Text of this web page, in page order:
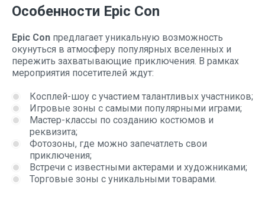
Особенности Epic Con
Epic Con предлагает уникальную возможность
окунуться в атмосферу популярных вселенных и
пережить захватывающие приключения. В рамках
мероприятия посетителей ждут:
Косплей-шоу с участием талантливых участников;
Игровые зоны с самыми популярными играми;
Мастер-классы по созданию костюмов и
реквизита;
Фотозоны, где можно запечатлеть свои
приключения;
Встречи с известными актерами и художниками;
Торговые зоны с уникальными товарами.